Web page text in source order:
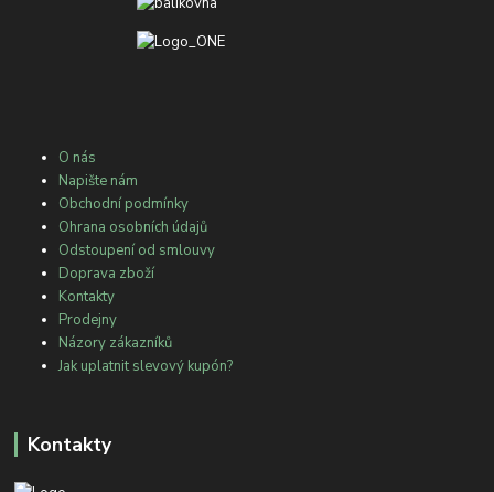
O nás
Napište nám
Obchodní podmínky
Ohrana osobních údajů
Odstoupení od smlouvy
Doprava zboží
Kontakty
Prodejny
Názory zákazníků
Jak uplatnit slevový kupón?
Kontakty